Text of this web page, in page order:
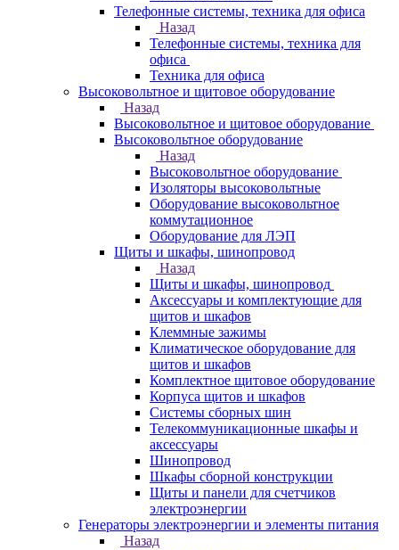
Телефонные системы, техника для офиса
Назад
Телефонные системы, техника для
офиса
Техника для офиса
Высоковольтное и щитовое оборудование
Назад
Высоковольтное и щитовое оборудование
Высоковольтное оборудование
Назад
Высоковольтное оборудование
Изоляторы высоковольтные
Оборудование высоковольтное
коммутационное
Оборудование для ЛЭП
Щиты и шкафы, шинопровод
Назад
Щиты и шкафы, шинопровод
Аксессуары и комплектующие для
щитов и шкафов
Клеммные зажимы
Климатическое оборудование для
щитов и шкафов
Комплектное щитовое оборудование
Корпуса щитов и шкафов
Системы сборных шин
Телекоммуникационные шкафы и
аксессуары
Шинопровод
Шкафы сборной конструкции
Щиты и панели для счетчиков
электроэнергии
Генераторы электроэнергии и элементы питания
Назад